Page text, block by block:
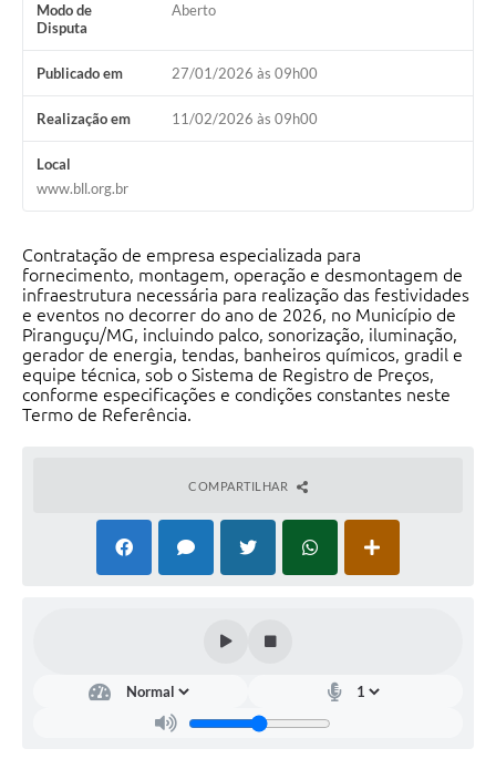
Modo de
Disputa
Aberto
Publicado em 27/01/2026 às 09h00
Realização em 11/02/2026 às 09h00
Local
www.bll.org.br
Contratação de empresa especializada para
fornecimento, montagem, operação e desmontagem de
infraestrutura necessária para realização das festividades
e eventos no decorrer do ano de 2026, no Município de
Piranguçu/MG, incluindo palco, sonorização, iluminação,
gerador de energia, tendas, banheiros químicos, gradil e
equipe técnica, sob o Sistema de Registro de Preços,
conforme especificações e condições constantes neste
Termo de Referência.
COMPARTILHAR